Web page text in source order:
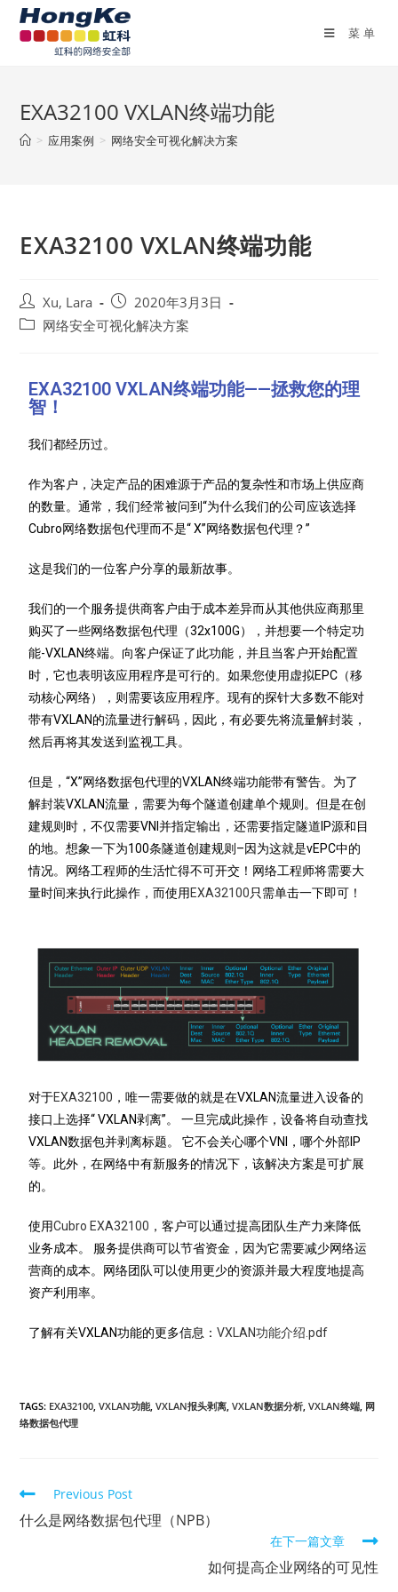
菜单
EXA32100 VXLAN终端功能
> 应用案例 > 网络安全可视化解决方案
EXA32100 VXLAN终端功能
Xu, Lara
2020年3月3日
网络安全可视化解决方案
EXA32100 VXLAN终端功能——拯救您的理
智！
我们都经历过。
作为客户，决定产品的困难源于产品的复杂性和市场上供应商
的数量。通常，我们经常被问到“为什么我们的公司应该选择
Cubro网络数据包代理而不是“ X”网络数据包代理？”
这是我们的一位客户分享的最新故事。
我们的一个服务提供商客户由于成本差异而从其他供应商那里
购买了一些网络数据包代理（32x100G），并想要一个特定功
能-VXLAN终端。向客户保证了此功能，并且当客户开始配置
时，它也表明该应用程序是可行的。如果您使用虚拟EPC（移
动核心网络），则需要该应用程序。现有的探针大多数不能对
带有VXLAN的流量进行解码，因此，有必要先将流量解封装，
然后再将其发送到监视工具。
但是，“X”网络数据包代理的VXLAN终端功能带有警告。为了
解封装VXLAN流量，需要为每个隧道创建单个规则。但是在创
建规则时，不仅需要VNI并指定输出，还需要指定隧道IP源和目
的地。想象一下为100条隧道创建规则–因为这就是vEPC中的
情况。网络工程师的生活忙得不可开交！网络工程师将需要大
量时间来执行此操作，而使用 EXA32100只需单击一下即可！
对于EXA32100 ，唯一需要做的就是在VXLAN流量进入设备的
接口上选择“ VXLAN剥离”。 一旦完成此操作，设备将自动查找
VXLAN数据包并剥离标题。 它不会关心哪个VNI，哪个外部IP
等。此外，在网络中有新服务的情况下，该解决方案是可扩展
的。
使用Cubro EXA32100 ，客户可以通过提高团队生产力来降低
业务成本。 服务提供商可以节省资金，因为它需要减少网络运
营商的成本。网络团队可以使用更少的资源并最大程度地提高
资产利用率。
了解有关VXLAN功能的更多信息：VXLAN功能介绍.pdf
TAGS: EXA32100 VXLAN功能 VXLAN报头剥离 VXLAN数据分析 VXLAN终端 网
络数据包代理
Previous Post
什么是网络数据包代理（NPB）
在下一篇文章
如何提高企业网络的可见性